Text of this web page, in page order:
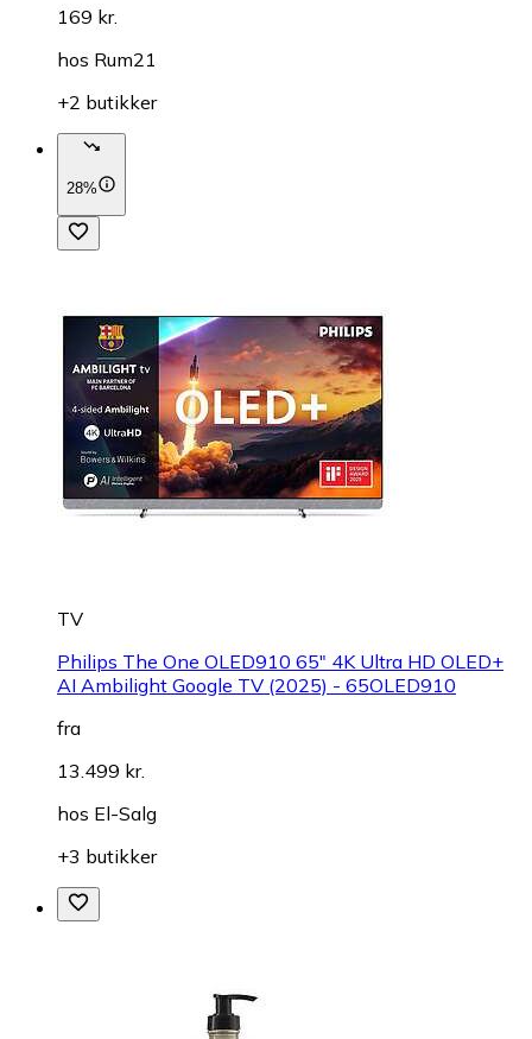
169 kr.
hos Rum21
+2 butikker
28%
TV
Philips The One OLED910 65" 4K Ultra HD OLED+
AI Ambilight Google TV (2025) - 65OLED910
fra
13.499 kr.
hos El-Salg
+3 butikker